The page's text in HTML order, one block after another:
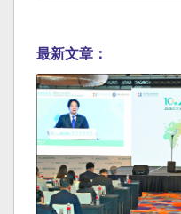
最新文章：